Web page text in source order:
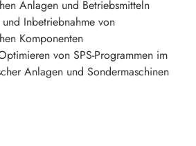
Anlagen und Betriebsmitteln
Inbetriebnahme von
Komponenten
von SPS-Programmen im
Anlagen und Sondermaschinen